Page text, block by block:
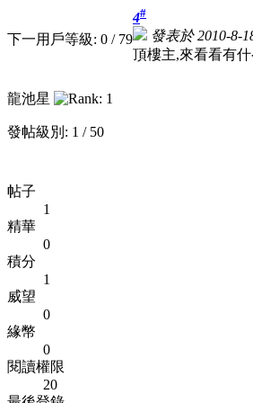
下一用戶等級: 0 / 79
龍池星
發帖級別: 1 / 50
帖子
1
精華
0
積分
1
威望
0
緣幣
0
閱讀權限
20
4#
發表於 2010-8-
頂樓主,來看看有